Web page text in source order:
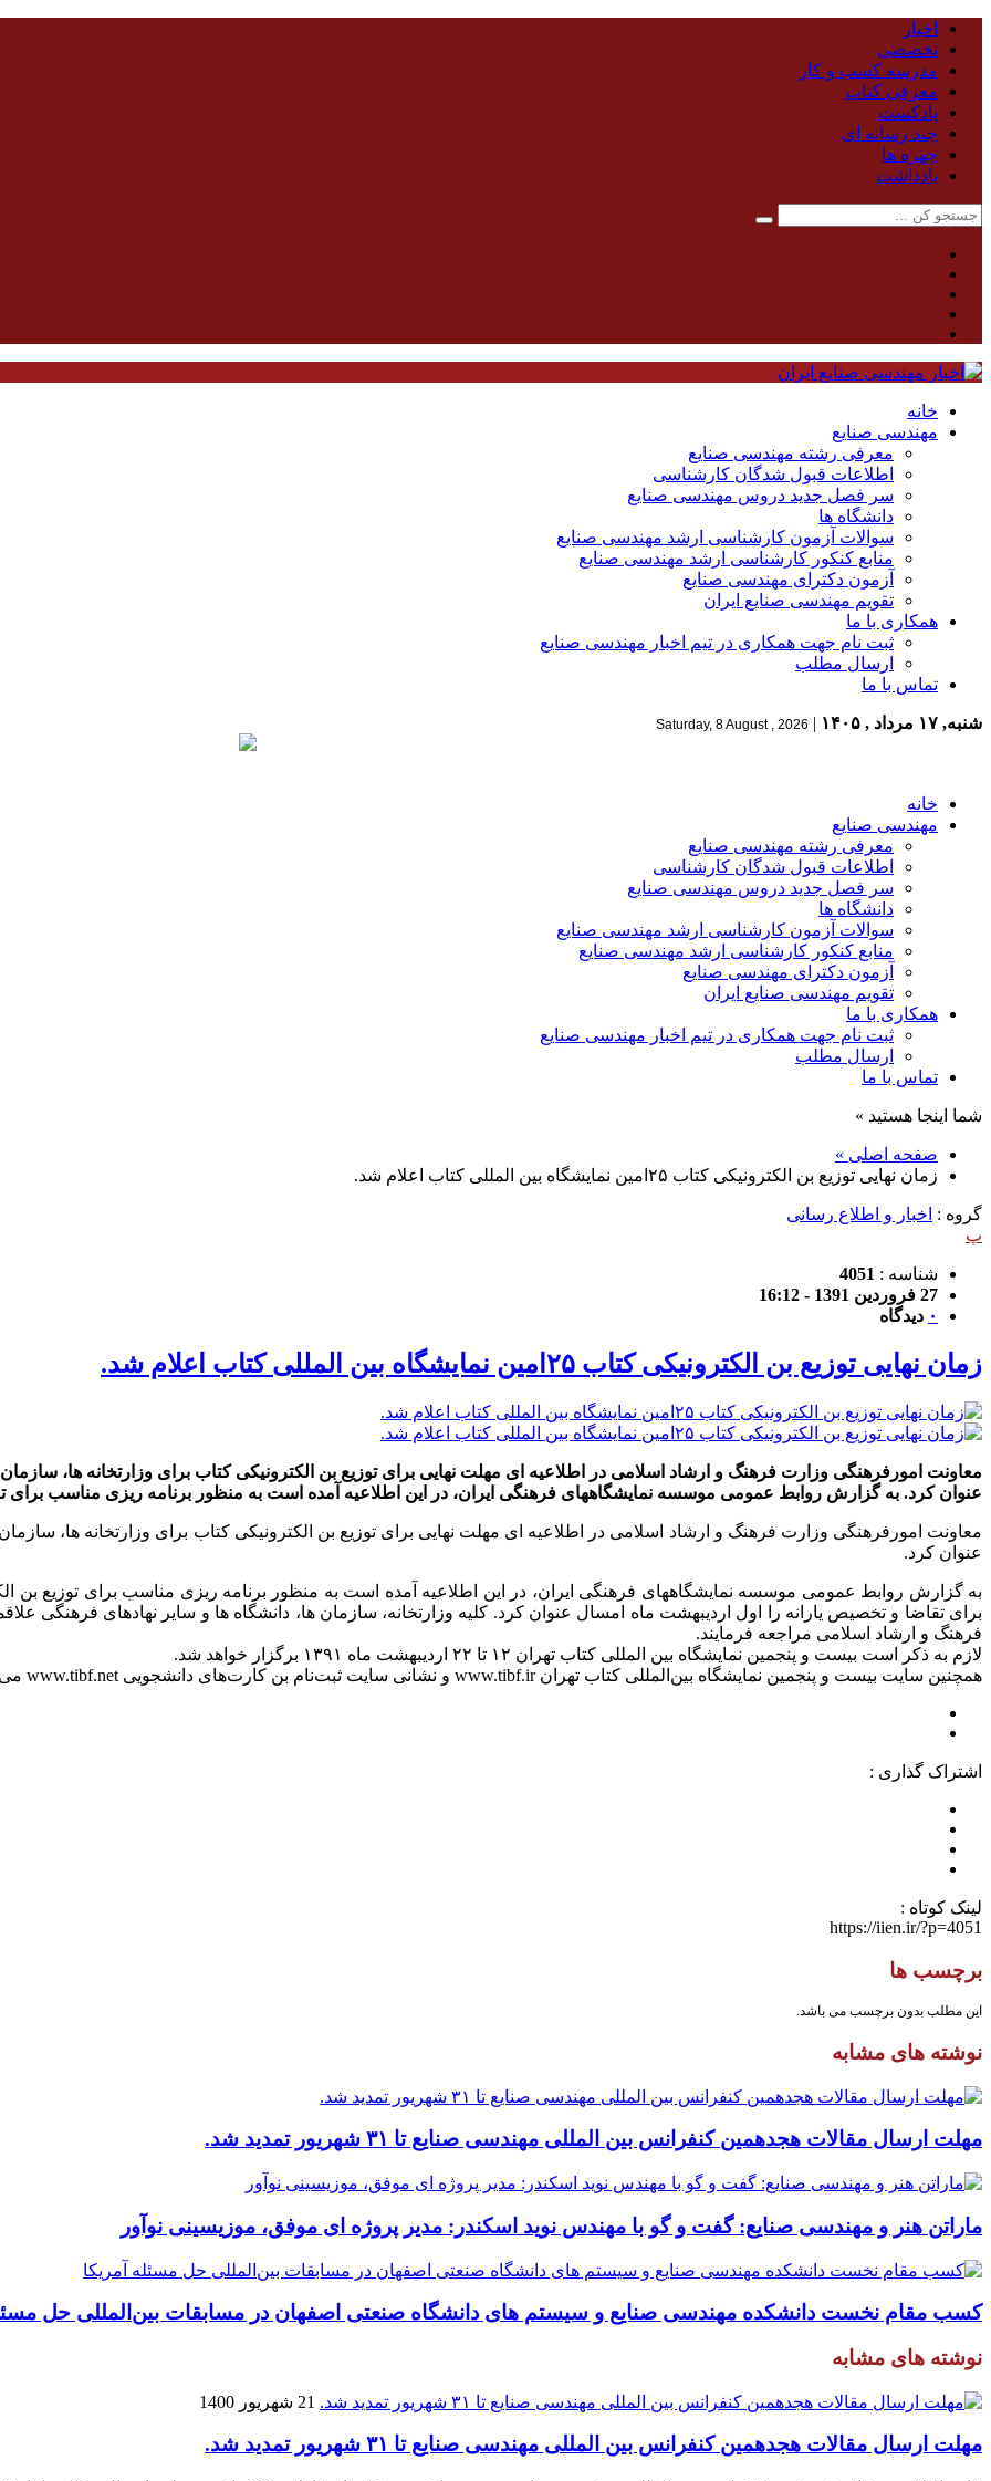
اخبار
تخصصی
مدرسه کسب و کار
معرفی کتاب
پادکست
چند رسانه ای
چهره ها
یادداشت
خانه
مهندسی صنایع
معرفی رشته مهندسی صنایع
اطلاعات قبول شدگان کارشناسی
سر فصل جدید دروس مهندسی صنایع
دانشگاه ها
سوالات آزمون کارشناسی ارشد مهندسی صنایع
منابع کنکور کارشناسی ارشد مهندسی صنایع
آزمون دکترای مهندسی صنایع
تقویم مهندسی صنایع ایران
همکاری با ما
ثبت نام جهت همکاری در تیم اخبار مهندسی صنایع
ارسال مطلب
تماس با ما
شنبه, ۱۷ مرداد , ۱۴۰۵ |
Saturday, 8 August , 2026
خانه
مهندسی صنایع
معرفی رشته مهندسی صنایع
اطلاعات قبول شدگان کارشناسی
سر فصل جدید دروس مهندسی صنایع
دانشگاه ها
سوالات آزمون کارشناسی ارشد مهندسی صنایع
منابع کنکور کارشناسی ارشد مهندسی صنایع
آزمون دکترای مهندسی صنایع
تقویم مهندسی صنایع ایران
همکاری با ما
ثبت نام جهت همکاری در تیم اخبار مهندسی صنایع
ارسال مطلب
تماس با ما
شما اینجا هستید »
صفحه اصلی »
زمان نهایی توزیع بن الکترونیکی کتاب ۲۵امین نمایشگاه بین المللی کتاب اعلام شد.
گروه : اخبار و اطلاع رسانی
پ
شناسه : 4051
27 فروردین 1391 - 16:12
۰ دیدگاه
زمان نهایی توزیع بن الکترونیکی کتاب ۲۵امین نمایشگاه بین المللی کتاب اعلام شد.
معاونت امورفرهنگی وزارت فرهنگ و ارشاد اسلامی در اطلاعیه ای مهلت نهایی برای توزیع بن الکترونیکی کتاب برای وزارتخانه ها،
عنوان کرد. به گزارش روابط عمومی موسسه نمایشگاههای فرهنگی ایران، در این اطلاعیه آمده است به منظور برنامه ریزی مناسب برای
معاونت امورفرهنگی وزارت فرهنگ و ارشاد اسلامی در اطلاعیه ای مهلت نهایی برای توزیع بن الکترونیکی کتاب برای وزارتخانه ها،
عنوان کرد.
به گزارش روابط عمومی موسسه نمایشگاههای فرهنگی ایران، در این اطلاعیه آمده است به منظور برنامه ریزی مناسب برای توزیع بن
برای تقاضا و تخصیص یارانه را اول اردیبهشت ماه امسال عنوان کرد. کلیه وزارتخانه، سازمان ها، دانشگاه ها و سایر نهادهای فرهنگی
فرهنگ و ارشاد اسلامی مراجعه فرمایند.
لازم به ذکر است بیست و پنجمین نمایشگاه بین المللی کتاب تهران ۱۲ تا ۲۲ اردیبهشت ماه ۱۳۹۱ برگزار خواهد شد.
همچنین سایت بیست و پنجمین نمایشگاه بین‌المللی کتاب تهران www.tibf.ir و نشانی سایت ثبت‌نام بن کارت‌های دانشجویی www.tibf.net می باشد.
اشتراک گذاری :
لینک کوتاه :
https://iien.ir/?p=4051
برچسب ها
این مطلب بدون برچسب می باشد.
نوشته های مشابه
مهلت ارسال مقالات هجدهمین کنفرانس بین المللی مهندسی صنایع تا ۳۱ شهریور تمدید شد.
ماراتن هنر و مهندسی صنایع: گفت و گو با مهندس نوید اسکندر: مدیر پروژه ای موفق، موزیسینی نوآور
کسب مقام نخست دانشکده مهندسی صنایع و سیستم های دانشگاه صنعتی اصفهان در مسابقات بین‌المللی حل
نوشته های مشابه
21 شهریور 1400
مهلت ارسال مقالات هجدهمین کنفرانس بین المللی مهندسی صنایع تا ۳۱ شهریور تمدید شد.